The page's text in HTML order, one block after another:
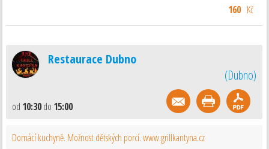
160Kč
Restaurace Dubno
(Dubno)
od 10:30do 15:00
Domácí kuchyně. Možnost dětských porcí. www.grillkantyna.cz